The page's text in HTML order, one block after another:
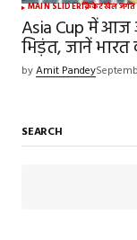
MAIN SLIDERक्रिकेटखेल जगत
Asia Cup में आज
भिड़ंत, जानें
byAmit Pandey
SEARCH